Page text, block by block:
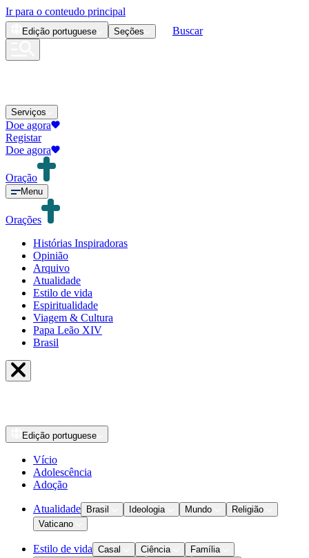
Ir para o conteudo principal
Edição portuguese Seções Buscar
Serviços
Doe agora
Registar
Doe agora
Oração
Menu
Orações
Histórias Inspiradoras
Opinião
Arquivo
Atualidade
Estilo de vida
Espiritualidade
Viagem & Cultura
Papa Leão XIV
Brasil
Edição portuguese
Vício
Adolescência
Adoção
Atualidade Brasil Ideologia Mundo
Religião
Vaticano
Estilo de vida Casal Ciência
Família